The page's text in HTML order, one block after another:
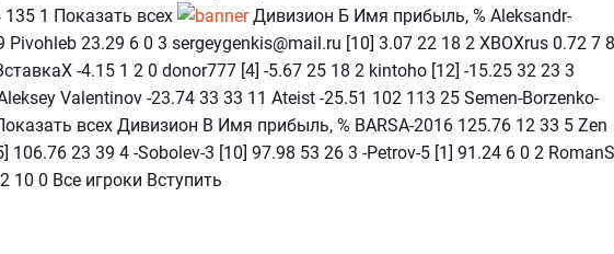
135 1 Показать всех
Дивизион Б Имя прибыль, % Aleksandr-
23.29 6 0 3 sergeygenkis@mail.ru [10] 3.07 22 18 2 XBOXrus 0.72 7 8
-4.15 1 2 0 donor777 [4] -5.67 25 18 2 kintoho [12] -15.25 32 23 3
Valentinov -23.74 33 33 11 Ateist -25.51 102 113 25 Semen-Borzenko-
всех Дивизион В Имя прибыль, % BARSA-2016 125.76 12 33 5 Zen
106.76 23 39 4 -Sobolev-3 [10] 97.98 53 26 3 -Petrov-5 [1] 91.24 6 0 2 RomanS
10 0 Все игроки Вступить